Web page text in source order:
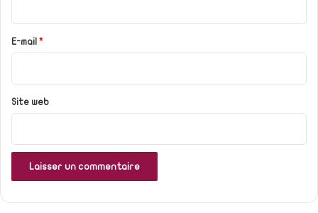
eE-mail *
Site web